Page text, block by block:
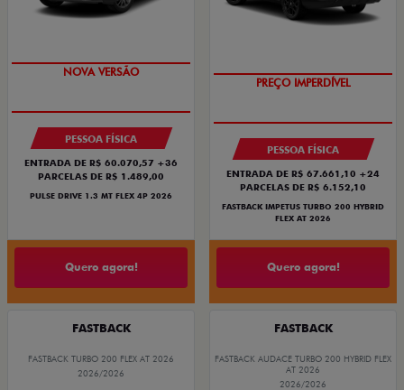
PREÇO IMPERDÍVEL
PESSOA FÍSICA
ENTRADA DE R$ 60.070,57 +36
PARCELAS DE R$ 1.489,00
PULSE DRIVE 1.3 MT FLEX 4P 2026
Quero agora!
PESSOA FÍSICA
ENTRADA DE R$ 67.661,10 +24
PARCELAS DE R$ 6.152,10
FASTBACK IMPETUS TURBO 200 HYBRID
FLEX AT 2026
Quero agora!
FASTBACK
FASTBACK TURBO 200 FLEX AT 2026
2026/2026
FASTBACK
FASTBACK AUDACE TURBO 200 HYBRID FLEX
AT 2026
2026/2026